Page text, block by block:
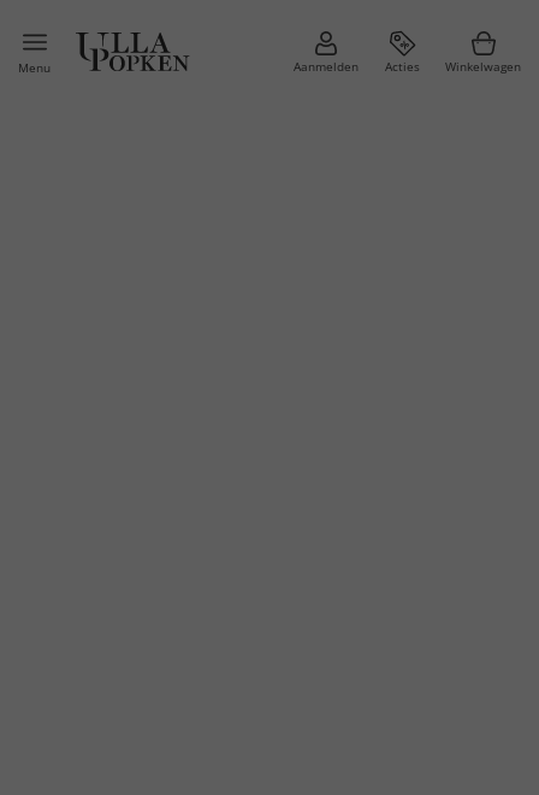
Menu Aanmelden Acties Winkelwagen